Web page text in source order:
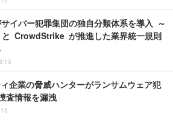
イバー犯罪集団の独自分類体系を導入 ～
CrowdStrike が推進した業界統一規則
企業の脅威ハンターがランサムウェア犯
査情報を漏洩